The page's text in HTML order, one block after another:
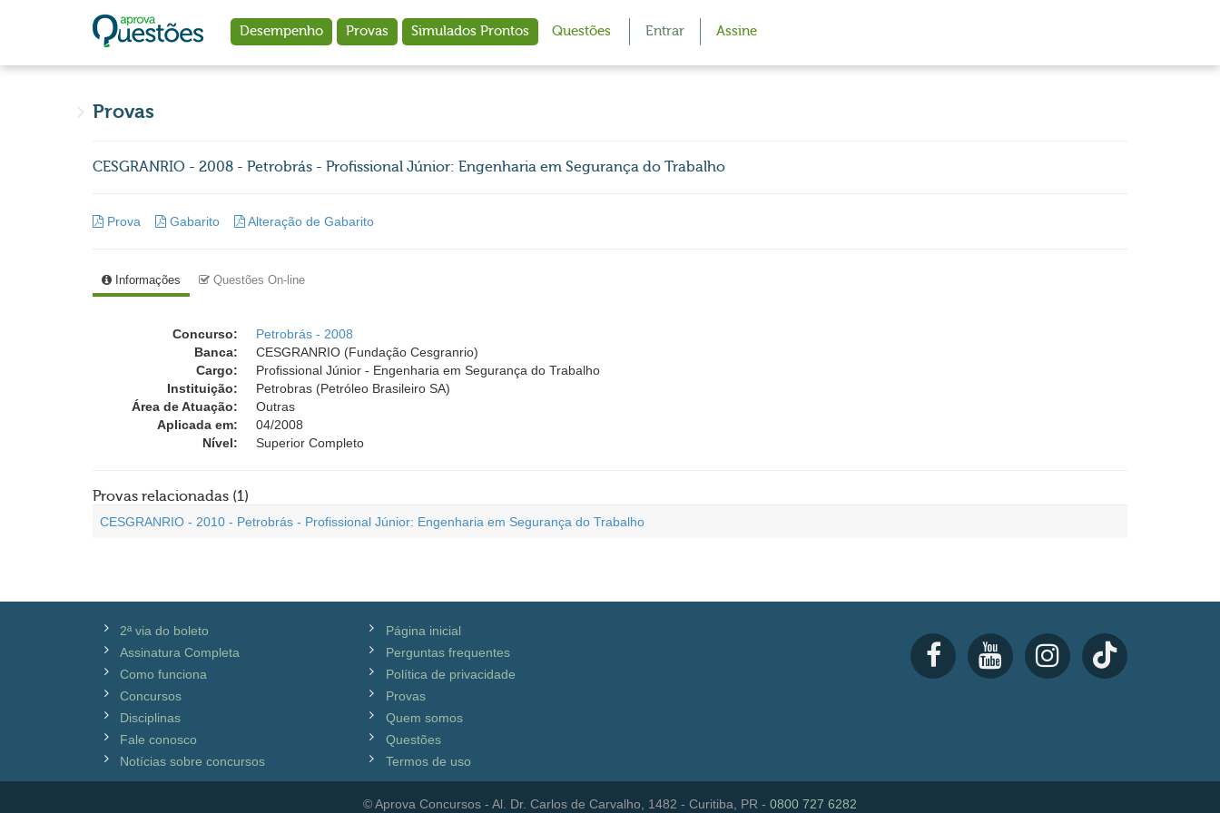
Desempenho Provas Simulados Prontos Questões Entrar Assine
Provas
CESGRANRIO - 2008 - Petrobrás - Profissional Júnior: Engenharia em Segurança do Trabalho
Prova Gabarito Alteração de Gabarito
Informações Questões On-line
Concurso:
Petrobrás - 2008
Banca:
CESGRANRIO (Fundação Cesgranrio)
Cargo:
Profissional Júnior - Engenharia em Segurança do Trabalho
Instituição:
Petrobras (Petróleo Brasileiro SA)
Área de Atuação:
Outras
Aplicada em:
04/2008
Nível:
Superior Completo
Provas relacionadas (1)
CESGRANRIO - 2010 - Petrobrás - Profissional Júnior: Engenharia em Segurança do Trabalho
2ª via do boleto
Assinatura Completa
Como funciona
Concursos
Disciplinas
Fale conosco
Notícias sobre concursos
Página inicial
Perguntas frequentes
Política de privacidade
Provas
Quem somos
Questões
Termos de uso
© Aprova Concursos - Al. Dr. Carlos de Carvalho, 1482 - Curitiba, PR - 0800 727 6282